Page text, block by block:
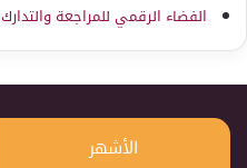
الفضاء الرقمي للمراجعة والتدارك
الأشهر